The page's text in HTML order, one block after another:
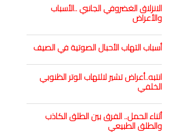
الانزلاق الغضروفي الجانبي ..الأسباب
والأعراض
أسباب التهاب الأحبال الصوتية في الصيف
انتبه..أعراض تشير لالتهاب الوتر الظنوبي
الخلفي
أثناء الحمل.. الفرق بين الطلق الكاذب
والطلق الطبيعي